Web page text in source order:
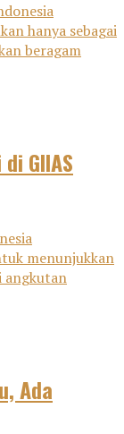
hanya sebagai
beragam
GIIAS
menunjukkan
angkutan
Ada